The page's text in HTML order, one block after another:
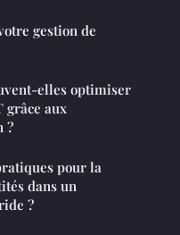
gestion de
elles optimiser
grâce aux
?
pour la
dans un
?